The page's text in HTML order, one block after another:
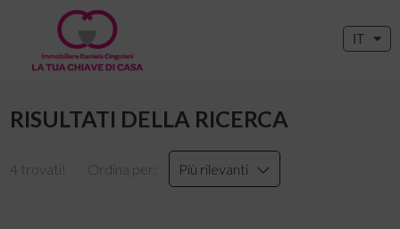
IT
RISULTATI DELLA RICERCA
4 trovati! Ordina per: Più rilevanti